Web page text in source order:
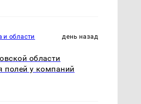
и области день назад
области
полей у компаний